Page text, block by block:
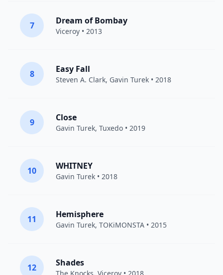
7 Dream of Bombay
Viceroy • 2013
8 Easy Fall
Steven A. Clark, Gavin Turek • 2018
9 Close
Gavin Turek, Tuxedo • 2019
10 WHITNEY
Gavin Turek • 2018
11 Hemisphere
Gavin Turek, TOKiMONSTA • 2015
12 Shades